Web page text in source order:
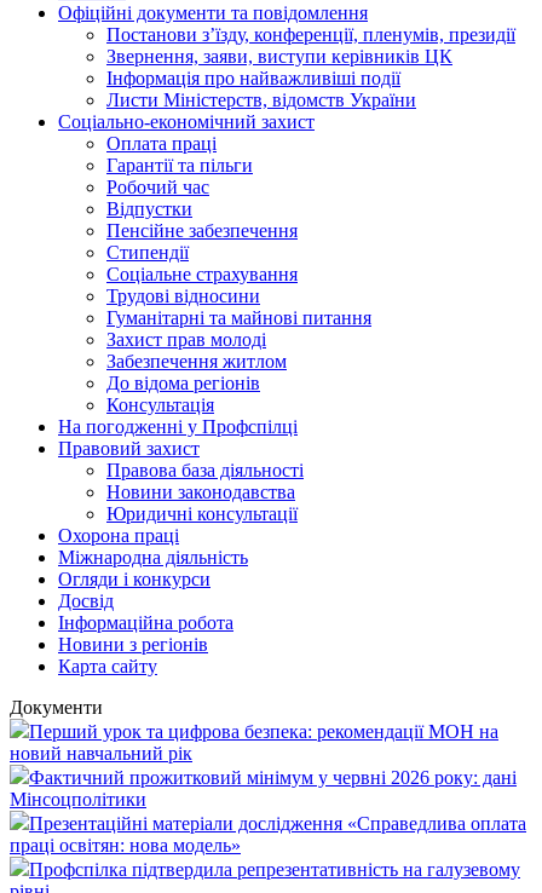
Офіційні документи та повідомлення
Постанови з’їзду, конференції, пленумів, президії
Звернення, заяви, виступи керівників ЦК
Інформація про найважливіші події
Листи Міністерств, відомств України
Соціально-економічний захист
Оплата праці
Гарантії та пільги
Робочий час
Відпустки
Пенсійне забезпечення
Стипендії
Соціальне страхування
Трудові відносини
Гуманітарні та майнові питання
Захист прав молоді
Забезпечення житлом
До відома регіонів
Консультація
На погодженні у Профспілці
Правовий захист
Правова база діяльності
Новини законодавства
Юридичні консультації
Охорона праці
Міжнародна діяльність
Огляди і конкурси
Досвід
Інформаційна робота
Новини з регіонів
Карта сайту
Документи
Перший урок та цифрова безпека: рекомендації МОН на
новий навчальний рік
Фактичний прожитковий мінімум у червні 2026 року: дані
Мінсоцполітики
Презентаційні матеріали дослідження «Справедлива оплата
праці освітян: нова модель»
Профспілка підтвердила репрезентативність на галузевому